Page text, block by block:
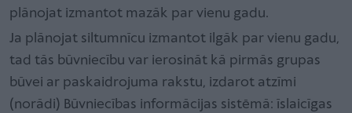
plānojat izmantot mazāk par vienu gadu.
Ja plānojat siltumnīcu izmantot ilgāk par vienu gadu,
tad tās būvniecību var ierosināt kā pirmās grupas
būvei ar paskaidrojuma rakstu, izdarot atzīmi
(norādi) Būvniecības informācijas sistēmā: īslaicīgas